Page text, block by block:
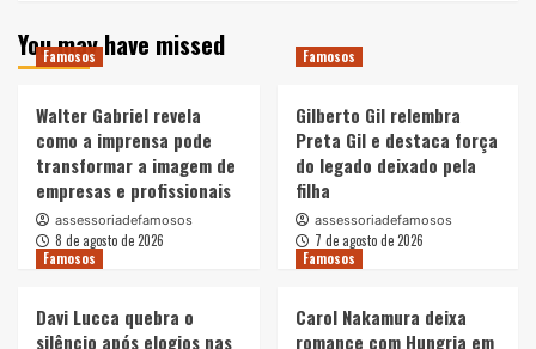
You may have missed
Famosos
Walter Gabriel revela
como a imprensa pode
transformar a imagem de
empresas e profissionais
assessoriadefamosos
8 de agosto de 2026
Famosos
Gilberto Gil relembra
Preta Gil e destaca força
do legado deixado pela
filha
assessoriadefamosos
7 de agosto de 2026
Famosos
Davi Lucca quebra o
silêncio após elogios nas
Famosos
Carol Nakamura deixa
romance com Hungria em